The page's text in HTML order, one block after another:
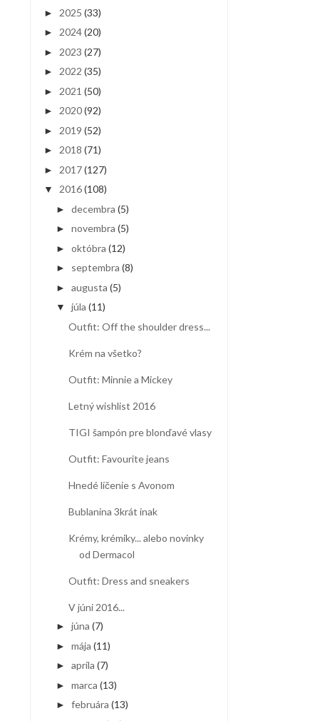
► 2025 (33)
► 2024(20)
► 2023 (27)
► 2022 (35)
► 2021 (50)
► 2020(92)
► 2019 (52)
► 2018 (71)
► 2017(127)
▼ 2016(108)
► decembra (5)
► novembra (5)
► októbra (12)
► septembra (8)
► augusta (5)
▼ júla (11)
Outfit: Off the shoulder dress...
Krém na všetko?
Outfit: Minnie a Mickey
Letný wishlist 2016
TIGI šampón pre blonďavé vlasy
Outfit: Favourite jeans
Hnedé líčenie s Avonom
Bublanina 3krát inak
Krémy, krémiky... alebo novinky
od Dermacol
Outfit: Dress and sneakers
V júni 2016...
► júna (7)
► mája (11)
► apríla (7)
► marca (13)
► februára (13)